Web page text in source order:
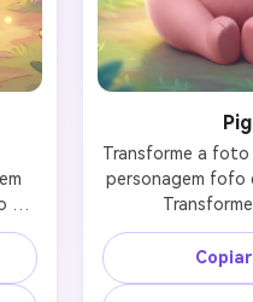
da
Transforme a foto
personagem fofo
completamente
rosa com
uma expressão